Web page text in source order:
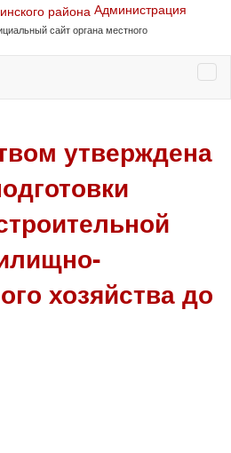
Администрация
сайт органа местного
утверждена
хозяйства до